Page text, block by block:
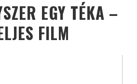
EGY TÉKA –
FILM